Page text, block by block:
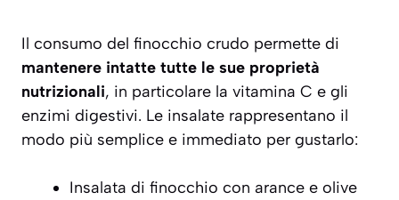
Il consumo del finocchio crudo permette di
mantenere intatte tutte le sue proprietà
nutrizionali, in particolare la vitamina C e gli
enzimi digestivi. Le insalate rappresentano il
modo più semplice e immediato per gustarlo:
Insalata di finocchio con arance e olive